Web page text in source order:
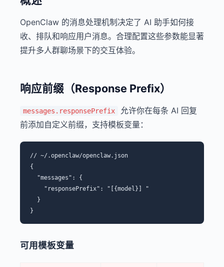
OpenClaw 的消息处理机制决定了 AI 助手如何接
收、排队和响应用户消息。合理配置这些参数能显著
提升多人群聊场景下的交互体验。
响应前缀（Response Prefix）
messages.responsePrefix
允许你在每条 AI 回复
前添加自定义前缀，支持模板变量：
// ~/.openclaw/openclaw.json
{
  "messages": {
    "responsePrefix": "[{model}] "
  }
可用模板变量